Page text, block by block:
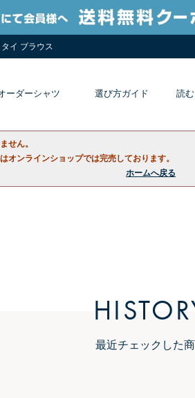
イ ブラウス
ーダーシャツ 選び方ガイド 読
せん。
オンラインショップでは完売しております。
ホームへ戻る
最近チェックした